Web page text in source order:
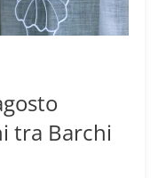
tra Barchi